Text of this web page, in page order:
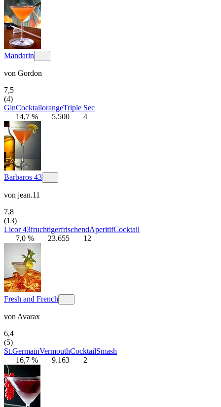
Mandarin
von Gordon
7,5
(4)
GinCocktailorangeTriple Sec
14,7 %
5.500 4
Barbaros 43
von jean.11
7,8
(13)
Licor 43fruchtigerfrischendAperitifCocktail
7,0 %
23.655 12
Fresh and French
von Avarax
6,4
(5)
St.GermainVermouthCocktailSmash
16,7 %
9.163 2